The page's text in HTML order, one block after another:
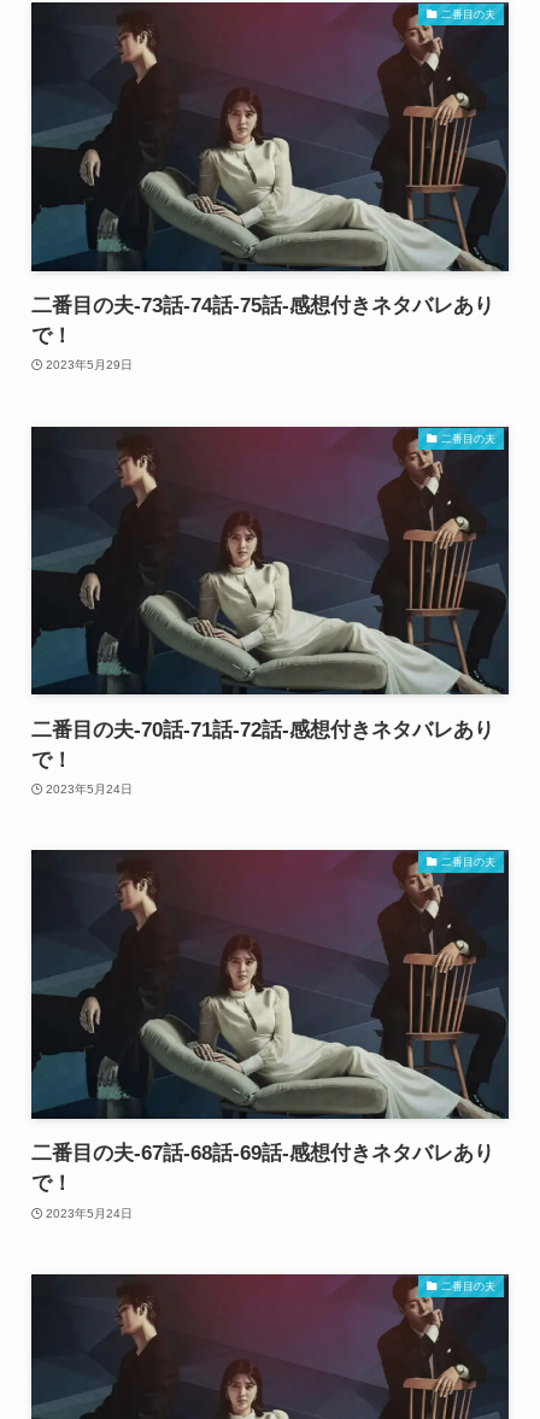
二番目の夫
二番目の夫-73話-74話-75話-感想付きネタバレあり
で！
2023年5月29日
二番目の夫
二番目の夫-70話-71話-72話-感想付きネタバレあり
で！
2023年5月24日
二番目の夫
二番目の夫-67話-68話-69話-感想付きネタバレあり
で！
2023年5月24日
二番目の夫